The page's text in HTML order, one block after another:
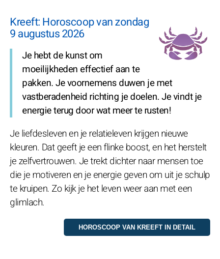
Kreeft: Horoscoop van zondag
9 augustus 2026
Je hebt de kunst om
moeilijkheden effectief aan te
pakken. Je voornemens duwen je met
vastberadenheid richting je doelen. Je vindt je
energie terug door wat meer te rusten!
Je liefdesleven en je relatieleven krijgen nieuwe
kleuren. Dat geeft je een flinke boost, en het herstelt
je zelfvertrouwen. Je trekt dichter naar mensen toe
die je motiveren en je energie geven om uit je schulp
te kruipen. Zo kijk je het leven weer aan met een
glimlach.